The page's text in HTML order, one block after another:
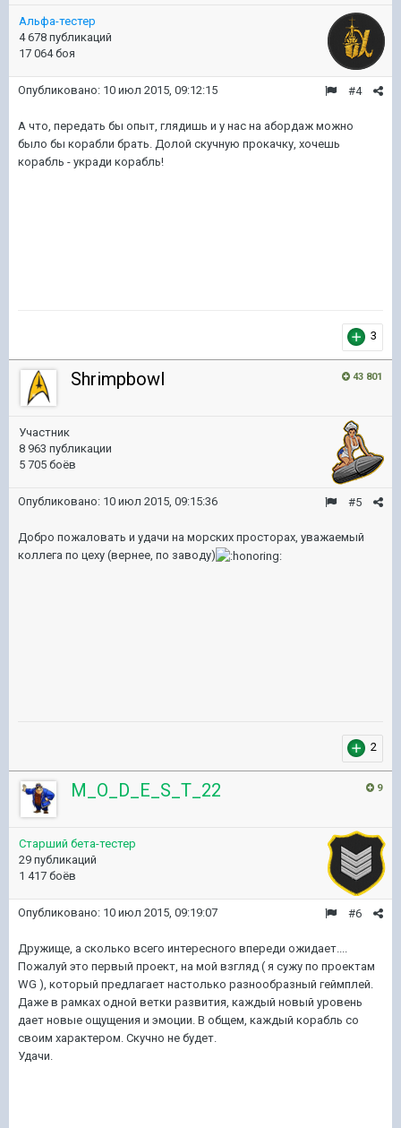
Альфа-тестер
4 678 публикаций
17 064 боя
#4
Опубликовано: 10 июл 2015, 09:12:15
А что, передать бы опыт, глядишь и у нас на абордаж можно
было бы корабли брать. Долой скучную прокачку, хочешь
корабль - укради корабль!
3
43 801
Shrimpbowl
Участник
8 963 публикации
5 705 боёв
#5
Опубликовано: 10 июл 2015, 09:15:36
Добро пожаловать и удачи на морских просторах, уважаемый
коллега по цеху (вернее, по заводу)
2
9
M_O_D_E_S_T_22
Старший бета-тестер
29 публикаций
1 417 боёв
#6
Опубликовано: 10 июл 2015, 09:19:07
Дружище, а сколько всего интересного впереди ожидает....
Пожалуй это первый проект, на мой взгляд ( я сужу по проектам
WG ), который предлагает настолько разнообразный геймплей.
Даже в рамках одной ветки развития, каждый новый уровень
дает новые ощущения и эмоции. В общем, каждый корабль со
своим характером. Скучно не будет.
Удачи.